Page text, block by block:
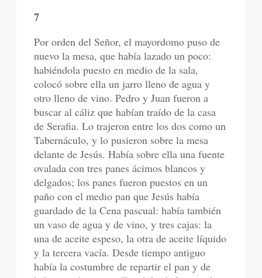
7
Por orden del Señor, el mayordomo puso de
nuevo la mesa, que había lazado un poco:
habiéndola puesto en medio de la sala,
colocó sobre ella un jarro lleno de agua y
otro lleno de vino. Pedro y Juan fueron a
buscar al cáliz que habían traído de la casa
de Serafia. Lo trajeron entre los dos como un
Tabernáculo, y lo pusieron sobre la mesa
delante de Jesús. Había sobre ella una fuente
ovalada con tres panes ácimos blancos y
delgados; los panes fueron puestos en un
paño con el medio pan que Jesús había
guardado de la Cena pascual: había también
un vaso de agua y de vino, y tres cajas: la
una de aceite espeso, la otra de aceite líquido
y la tercera vacía. Desde tiempo antiguo
había la costumbre de repartir el pan y de